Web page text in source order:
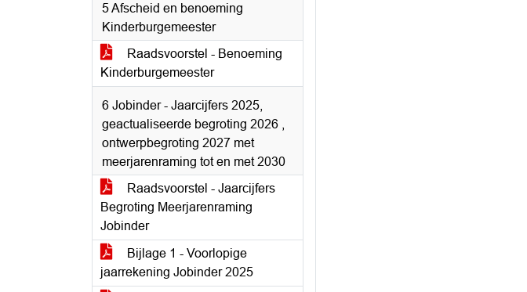
5 Afscheid en benoeming
Kinderburgemeester
Raadsvoorstel - Benoeming
Kinderburgemeester
6 Jobinder - Jaarcijfers 2025,
geactualiseerde begroting 2026 ,
ontwerpbegroting 2027 met
meerjarenraming tot en met 2030
Raadsvoorstel - Jaarcijfers
Begroting Meerjarenraming
Jobinder
Bijlage 1 - Voorlopige
jaarrekening Jobinder 2025